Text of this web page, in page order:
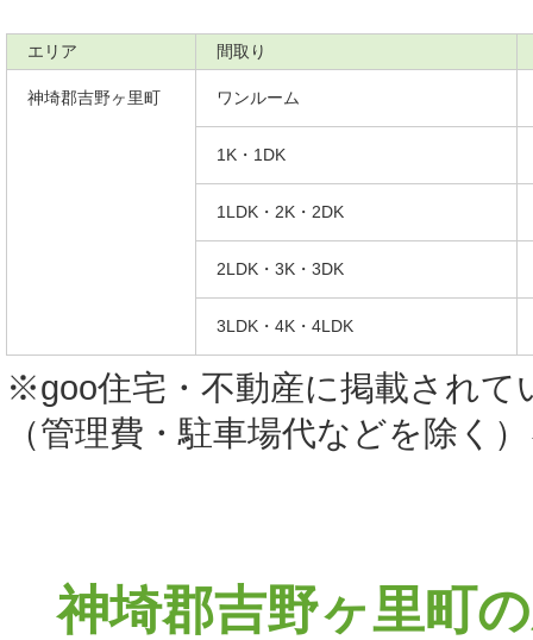
エリア 間取り
神埼郡吉野ヶ里町 ワンルーム
1K・1DK
1LDK・2K・2DK
2LDK・3K・3DK
3LDK・4K・4LDK
※goo住宅・不動産に掲載されて
（管理費・駐車場代などを除く
神埼郡吉野ヶ里町